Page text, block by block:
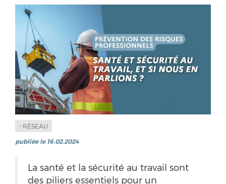
- RÉSEAU
publiée le 16.02.2024
La santé et la sécurité au travail sont
des piliers essentiels pour un